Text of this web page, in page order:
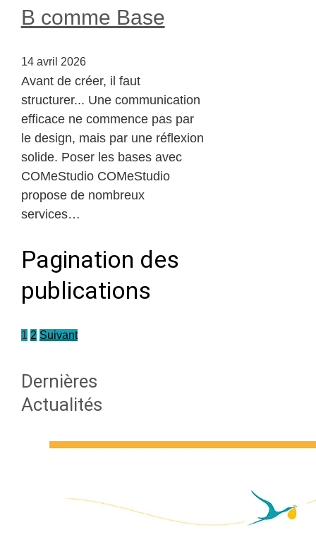
B comme Base
14 avril 2026
Avant de créer, il faut
structurer... Une communication
efficace ne commence pas par
le design, mais par une réflexion
solide. Poser les bases avec
COMeStudio COMeStudio
propose de nombreux
services…
Pagination des
publications
1 2 Suivant
Dernières
Actualités